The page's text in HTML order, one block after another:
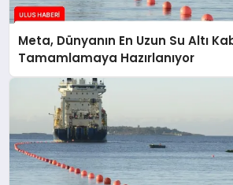
Meta, Dünyanın En Uzun Su Altı
Tamamlamaya Hazırlanıyor